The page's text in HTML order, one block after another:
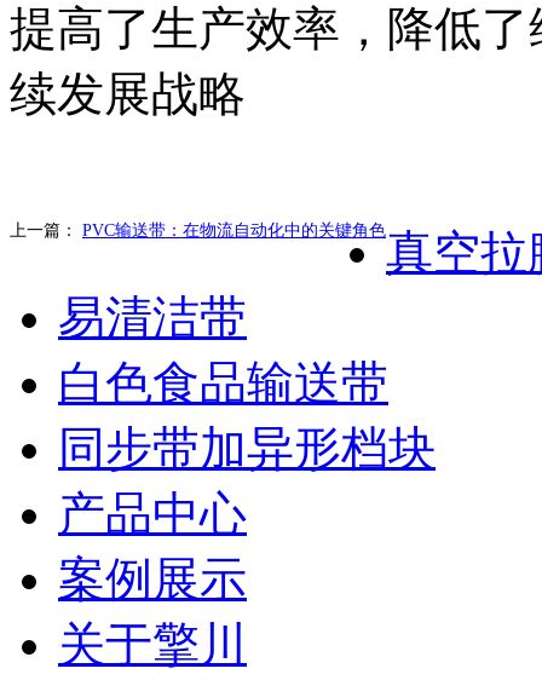
提高了生产效率，降低
续发展战略
上一篇： PVC输送带：在物流自动化中的关键角色真空拉
易清洁带
白色食品输送带
同步带加异形档块
产品中心
案例展示
关于擎川